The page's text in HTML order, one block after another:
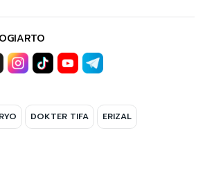
DOKTER TIFA ERIZAL